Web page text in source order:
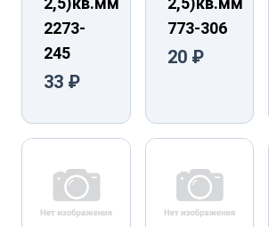
2273-
245
33 ₽
773-306
20 ₽